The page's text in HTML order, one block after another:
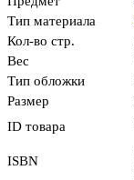
Тип материала
Кол-во стр.
Вес
Тип обложки
Размер
ID товара
ISBN